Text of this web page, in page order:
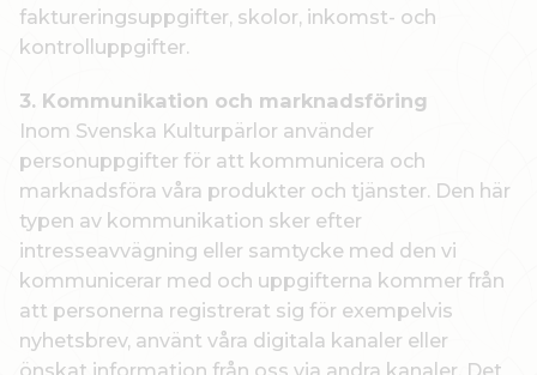
faktureringsuppgifter, skolor, inkomst- och
kontrolluppgifter.
3. Kommunikation och marknadsföring
Inom Svenska Kulturpärlor använder
personuppgifter för att kommunicera och
marknadsföra våra produkter och tjänster. Den här
typen av kommunikation sker efter
intresseavvägning eller samtycke med den vi
kommunicerar med och uppgifterna kommer från
att personerna registrerat sig för exempelvis
nyhetsbrev, använt våra digitala kanaler eller
önskat information från oss via andra kanaler. Det